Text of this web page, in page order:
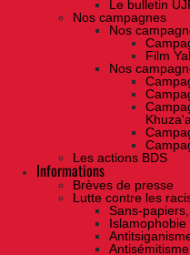
Le bulletin
Nos campagnes
Nos
Film
Nos
Khuza'a
Les actions BDS
Informations
Brèves de presse
Lutte contre les
Sans-
Islamophobie
Antisémitisme